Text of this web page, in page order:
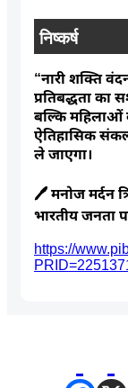
निष्कर्ष
“नारी शक्ति
प्रतिबद्धता
बल्कि
ऐतिहासिक
ले जाएगा।
🖊️ मनोज मर्दन
भारतीय जनता
https://